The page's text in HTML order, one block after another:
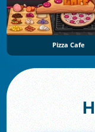
Pizza Cafe